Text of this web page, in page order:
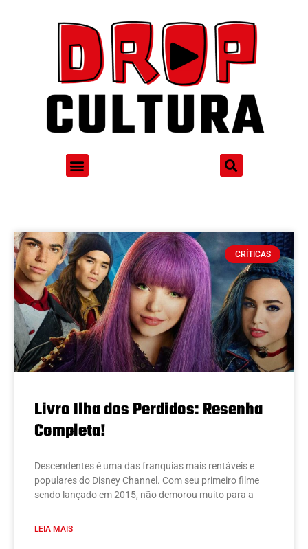
CRÍTICAS
Livro Ilha dos Perdidos: Resenha
Completa!
Descendentes é uma das franquias mais rentáveis e
populares do Disney Channel. Com seu primeiro filme
sendo lançado em 2015, não demorou muito para a
LEIA MAIS